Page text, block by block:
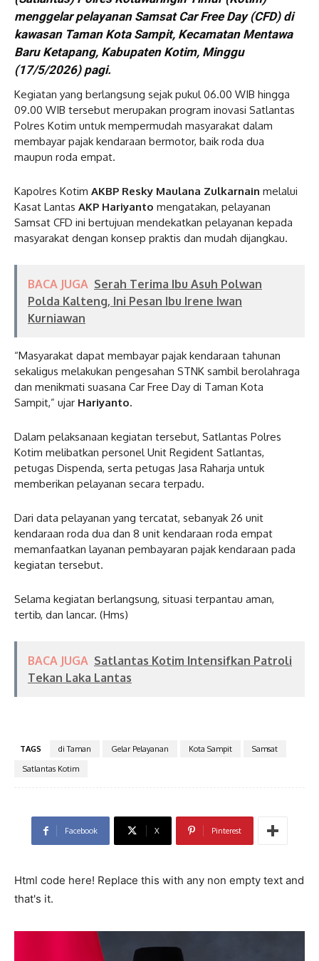
menggelar pelayanan Samsat Car Free Day (CFD) di
kawasan Taman Kota Sampit, Kecamatan Mentawa
Baru Ketapang, Kabupaten Kotim, Minggu
(17/5/2026) pagi.
Kegiatan yang berlangsung sejak pukul 06.00 WIB hingga
09.00 WIB tersebut merupakan program inovasi Satlantas
Polres Kotim untuk mempermudah masyarakat dalam
membayar pajak kendaraan bermotor, baik roda dua
maupun roda empat.
Kapolres Kotim AKBP Resky Maulana Zulkarnain melalui
Kasat Lantas AKP Hariyanto mengatakan, pelayanan
Samsat CFD ini bertujuan mendekatkan pelayanan kepada
masyarakat dengan konsep praktis dan mudah dijangkau.
BACA JUGA Serah Terima Ibu Asuh Polwan
Polda Kalteng, Ini Pesan Ibu Irene Iwan
Kurniawan
“Masyarakat dapat membayar pajak kendaraan tahunan
sekaligus melakukan pengesahan STNK sambil berolahraga
dan menikmati suasana Car Free Day di Taman Kota
Sampit,” ujar Hariyanto.
Dalam pelaksanaan kegiatan tersebut, Satlantas Polres
Kotim melibatkan personel Unit Regident Satlantas,
petugas Dispenda, serta petugas Jasa Raharja untuk
memberikan pelayanan secara terpadu.
Dari data pelayanan yang tercatat, sebanyak 26 unit
kendaraan roda dua dan 8 unit kendaraan roda empat
memanfaatkan layanan pembayaran pajak kendaraan pada
kegiatan tersebut.
Selama kegiatan berlangsung, situasi terpantau aman,
tertib, dan lancar. (Hms)
BACA JUGA Satlantas Kotim Intensifkan Patroli
Tekan Laka Lantas
TAGS di Taman Gelar Pelayanan Kota Sampit
Samsat
Satlantas Kotim
Facebook X Pinterest
Html code here! Replace this with any non empty text and
that's it.